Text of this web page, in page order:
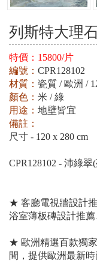
列斯特大理
特價： 15800/片
編號： CPR128102
材質： 瓷質 / 歐洲 /
顏色： 米 / 綠
用途： 地壁皆宜
備註：
尺寸 - 120 x 280 cm
CPR128102 - 沛綠翠
★ 客廳電視牆設計推
浴室薄板磚設計推
★ 歐洲精選百款獨
間，提供歐洲最新